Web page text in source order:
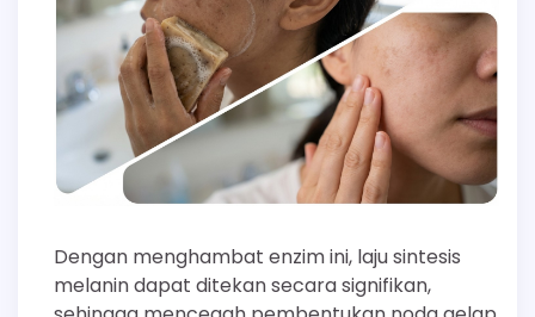
Dengan menghambat enzim ini, laju sintesis
melanin dapat ditekan secara signifikan,